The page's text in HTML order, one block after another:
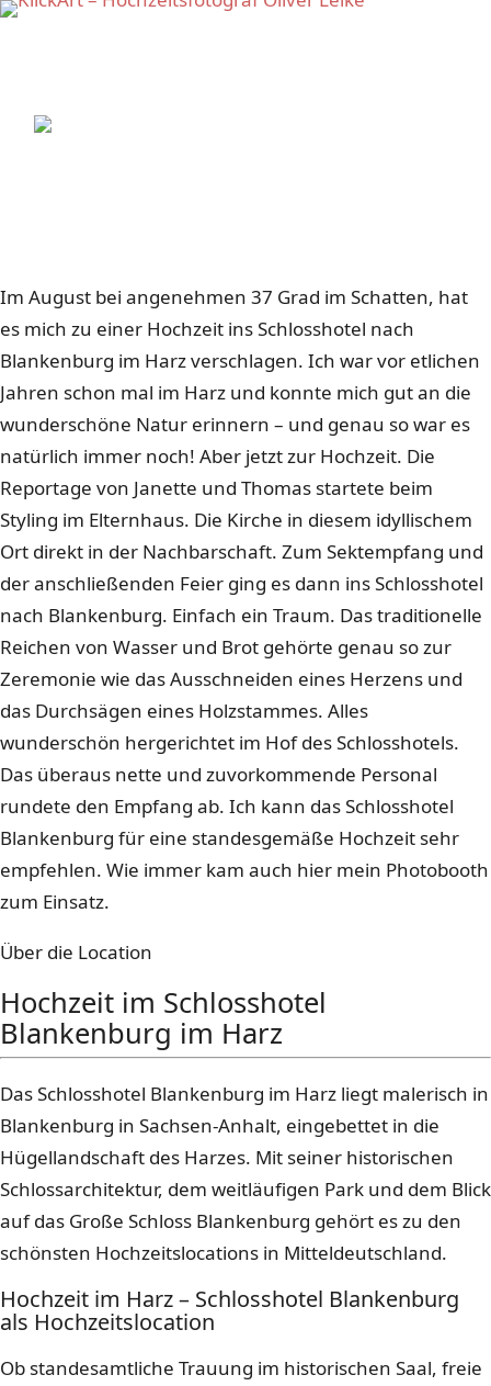
Home/Reportagen/ Blankenburg, Harz
Im August bei angenehmen 37 Grad im Schatten, hat
es mich zu einer Hochzeit ins Schlosshotel nach
Blankenburg im Harz verschlagen. Ich war vor etlichen
Jahren schon mal im Harz und konnte mich gut an die
wunderschöne Natur erinnern – und genau so war es
natürlich immer noch! Aber jetzt zur Hochzeit. Die
Reportage von Janette und Thomas startete beim
Styling im Elternhaus. Die Kirche in diesem idyllischem
Ort direkt in der Nachbarschaft. Zum Sektempfang und
der anschließenden Feier ging es dann ins Schlosshotel
nach Blankenburg. Einfach ein Traum. Das traditionelle
Reichen von Wasser und Brot gehörte genau so zur
Zeremonie wie das Ausschneiden eines Herzens und
das Durchsägen eines Holzstammes. Alles
wunderschön hergerichtet im Hof des Schlosshotels.
Das überaus nette und zuvorkommende Personal
rundete den Empfang ab. Ich kann das Schlosshotel
Blankenburg für eine standesgemäße Hochzeit sehr
empfehlen. Wie immer kam auch hier mein Photobooth
zum Einsatz.
Über die Location
Hochzeit im Schlosshotel
Blankenburg im Harz
Das Schlosshotel Blankenburg im Harz liegt malerisch in
Blankenburg in Sachsen-Anhalt, eingebettet in die
Hügellandschaft des Harzes. Mit seiner historischen
Schlossarchitektur, dem weitläufigen Park und dem Blick
auf das Große Schloss Blankenburg gehört es zu den
schönsten Hochzeitslocations in Mitteldeutschland.
Hochzeit im Harz – Schlosshotel Blankenburg
als Hochzeitslocation
Ob standesamtliche Trauung im historischen Saal, freie